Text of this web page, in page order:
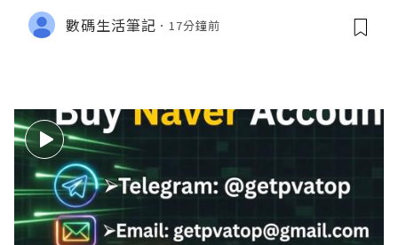
數碼生活筆記 17分鐘前